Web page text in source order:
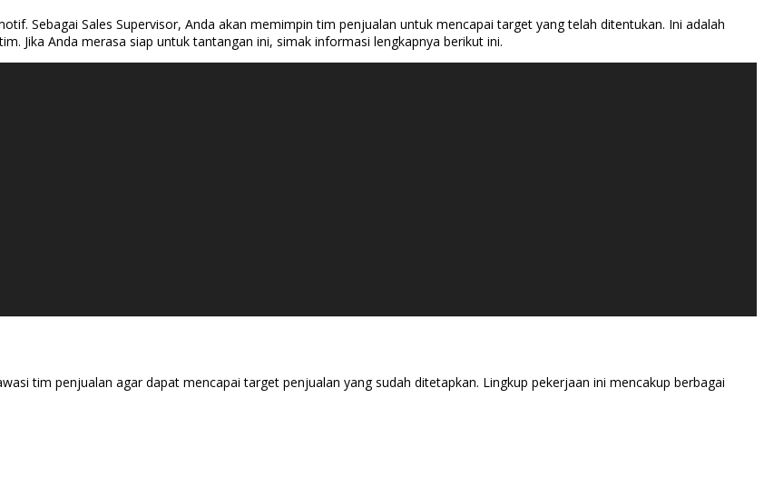
Sebagai Sales Supervisor, Anda akan memimpin tim penjualan untuk mencapai target yang telah ditentukan. Ini adalah
Jika Anda merasa siap untuk tantangan ini, simak informasi lengkapnya berikut ini.
tim penjualan agar dapat mencapai target penjualan yang sudah ditetapkan. Lingkup pekerjaan ini mencakup berbagai